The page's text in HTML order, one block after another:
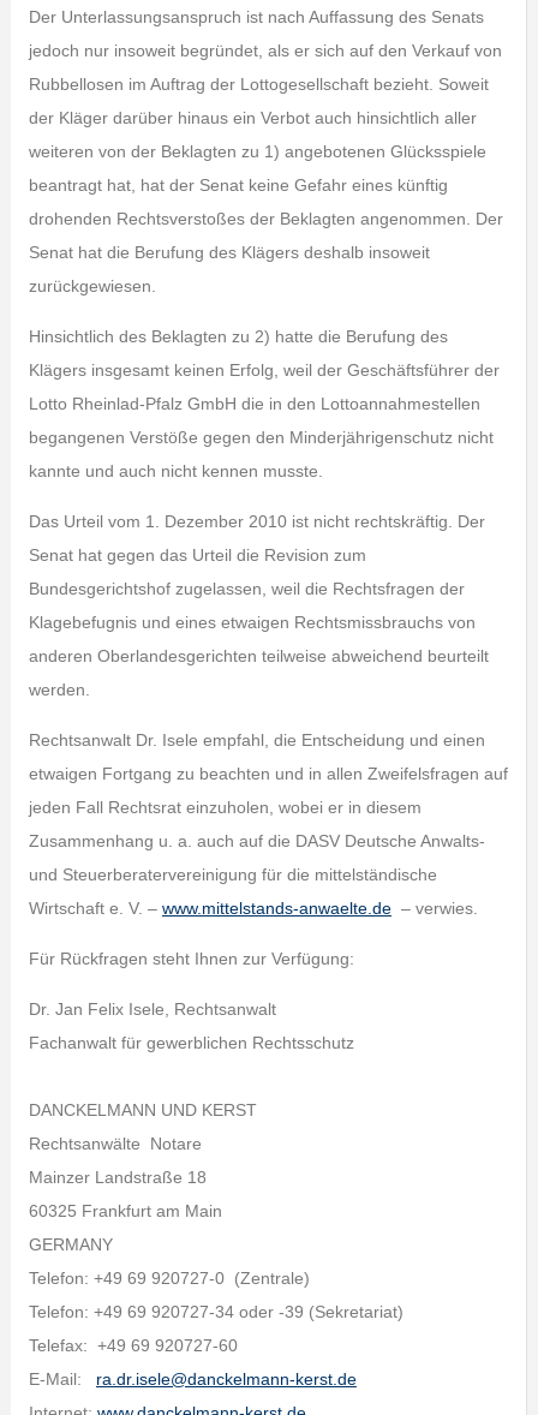
Der Unterlassungsanspruch ist nach Auffassung des Senats
jedoch nur insoweit begründet, als er sich auf den Verkauf von
Rubbellosen im Auftrag der Lottogesellschaft bezieht. Soweit
der Kläger darüber hinaus ein Verbot auch hinsichtlich aller
weiteren von der Beklagten zu 1) angebotenen Glücksspiele
beantragt hat, hat der Senat keine Gefahr eines künftig
drohenden Rechtsverstoßes der Beklagten angenommen. Der
Senat hat die Berufung des Klägers deshalb insoweit
zurückgewiesen.
Hinsichtlich des Beklagten zu 2) hatte die Berufung des
Klägers insgesamt keinen Erfolg, weil der Geschäftsführer der
Lotto Rheinlad-Pfalz GmbH die in den Lottoannahmestellen
begangenen Verstöße gegen den Minderjährigenschutz nicht
kannte und auch nicht kennen musste.
Das Urteil vom 1. Dezember 2010 ist nicht rechtskräftig. Der
Senat hat gegen das Urteil die Revision zum
Bundesgerichtshof zugelassen, weil die Rechtsfragen der
Klagebefugnis und eines etwaigen Rechtsmissbrauchs von
anderen Oberlandesgerichten teilweise abweichend beurteilt
werden.
Rechtsanwalt Dr. Isele empfahl, die Entscheidung und einen
etwaigen Fortgang zu beachten und in allen Zweifelsfragen auf
jeden Fall Rechtsrat einzuholen, wobei er in diesem
Zusammenhang u. a. auch auf die DASV Deutsche Anwalts-
und Steuerberatervereinigung für die mittelständische
Wirtschaft e. V. – www.mittelstands-anwaelte.de– verwies.
Für Rückfragen steht Ihnen zur Verfügung:
Dr. Jan Felix Isele, Rechtsanwalt
Fachanwalt für gewerblichen Rechtsschutz
DANCKELMANN UND KERST
Rechtsanwälte Notare
Mainzer Landstraße 18
60325 Frankfurt am Main
GERMANY
Telefon: +49 69 920727-0 (Zentrale)
Telefon: +49 69 920727-34 oder -39 (Sekretariat)
Telefax: +49 69 920727-60
E-Mail: ra.dr.isele@danckelmann-kerst.de